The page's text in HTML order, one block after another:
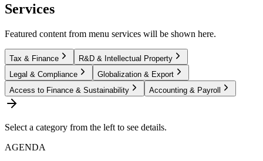
Services
Featured content from menu services will be shown here.
Tax & Finance
R&D & Intellectual Property
Legal & Compliance
Globalization & Export
Access to Finance & Sustainability
Accounting & Payroll
Select a category from the left to see details.
AGENDA